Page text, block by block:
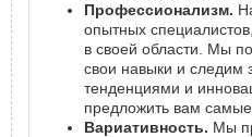
Профессионализм.
опытных
в своей области. Мы
свои навыки и следим
тенденциями и
предложить вам
Вариативность. Мы